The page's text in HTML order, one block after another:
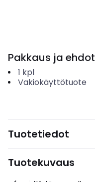
Pakkaus ja ehdot
1 kpl
Vakiokäyttötuote
Tuotetiedot
Tuotekuvaus